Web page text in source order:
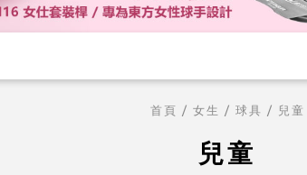
首頁 / 女生 / 球具 / 兒童
兒童